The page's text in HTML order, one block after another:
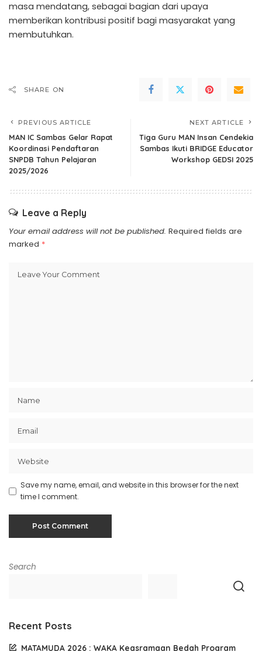
masa mendatang, sebagai bagian dari upaya
memberikan kontribusi positif bagi masyarakat yang
membutuhkan.
SHARE ON
PREVIOUS ARTICLE
MAN IC Sambas Gelar Rapat
Koordinasi Pendaftaran
SNPDB Tahun Pelajaran
2025/2026
NEXT ARTICLE
Tiga Guru MAN Insan Cendekia
Sambas Ikuti BRIDGE Educator
Workshop GEDSI 2025
Leave a Reply
Your email address will not be published. Required fields are
marked *
Save my name, email, and website in this browser for the next
time I comment.
Search
Recent Posts
MATAMUDA 2026 : WAKA Keasramaan Bedah Program